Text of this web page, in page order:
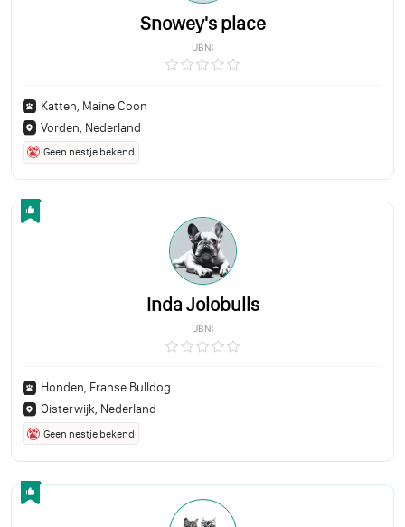
Snowey's place
UBN:
Katten, Maine Coon
Vorden, Nederland
Geen nestje bekend
Inda Jolobulls
UBN:
Honden, Franse Bulldog
Oisterwijk, Nederland
Geen nestje bekend